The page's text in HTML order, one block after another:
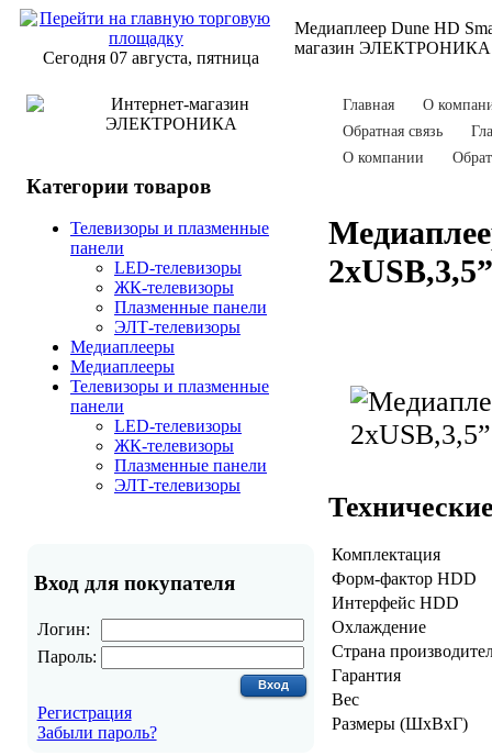
Сегодня 07 августа, пятница
Медиаплеер Dune HD
магазин ЭЛЕКТРОНИКА
Категории товаров
Телевизоры и плазменные
панели
LED-телевизоры
ЖК-телевизоры
Плазменные панели
ЭЛТ-телевизоры
Медиаплееры
Медиаплееры
Телевизоры и плазменные
панели
LED-телевизоры
ЖК-телевизоры
Плазменные панели
ЭЛТ-телевизоры
Вход для покупателя
Логин:
Пароль:
Регистрация
Забыли пароль?
Главная
О
Обратная связь
О компании
Комплектация
Форм-фактор HDD
Интерфейс HDD
Охлаждение
Страна
Гарантия
Вес
Размеры (ШxВxГ)